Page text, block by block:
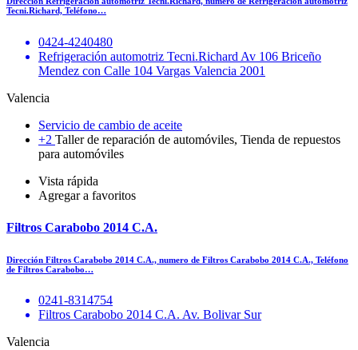
Tecni.Richard, Teléfono…
0424-4240480
Refrigeración automotriz Tecni.Richard Av 106 Briceño
Mendez con Calle 104 Vargas Valencia 2001
Valencia
Servicio de cambio de aceite
+2 Taller de reparación de automóviles, Tienda de repuestos
para automóviles
Vista rápida
Agregar a favoritos
Filtros Carabobo 2014 C.A.
Dirección Filtros Carabobo 2014 C.A., numero de Filtros Carabobo 2014 C.A., Teléfono
de Filtros Carabobo…
0241-8314754
Filtros Carabobo 2014 C.A. Av. Bolivar Sur
Valencia